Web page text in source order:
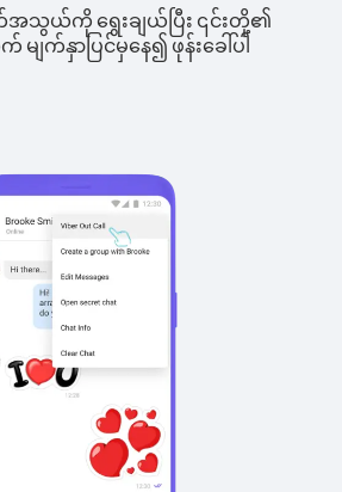
အသွယ်ကို ရွေးချယ်ပြီး ၎င်းတို့၏
က်နှာပြင်မှနေ၍ ဖုန်းခေါ်ပါ